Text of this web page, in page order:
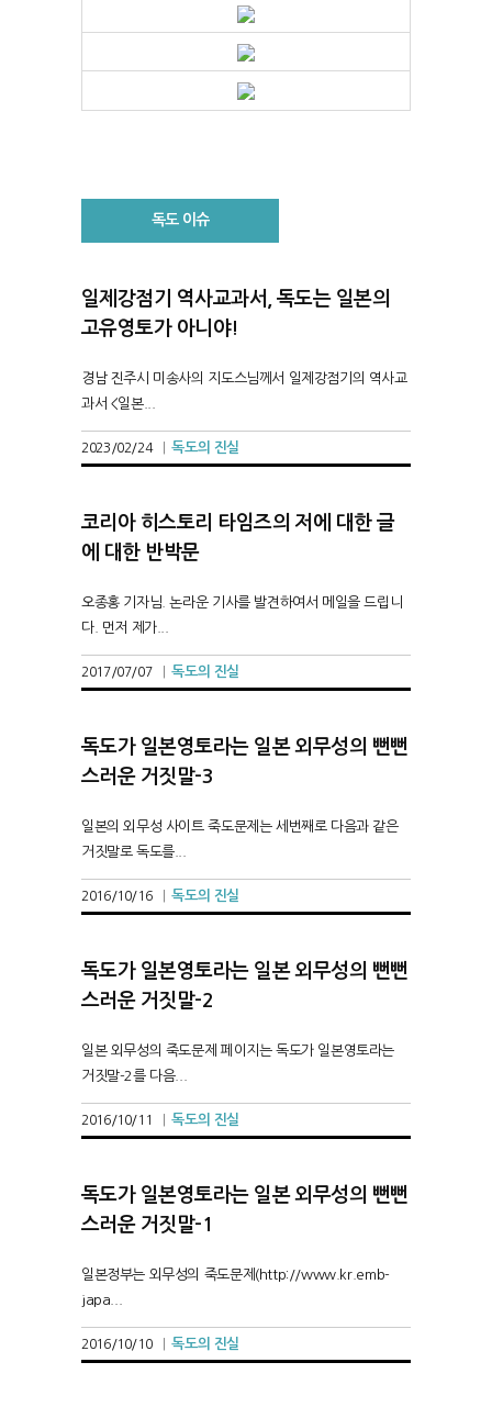
독도 이슈
일제강점기 역사교과서, 독도는 일본의
고유영토가 아니야!
경남 진주시 미송사의 지도스님께서 일제강점기의 역사교
과서 <일본...
2023/02/24 |독도의 진실
코리아 히스토리 타임즈의 저에 대한 글
에 대한 반박문
오종홍 기자님. 논라운 기사를 발견하여서 메일을 드립니
다. 먼저 제가...
2017/07/07 |독도의 진실
독도가 일본영토라는 일본 외무성의 뻔뻔
스러운 거짓말-3
일본의 외무성 사이트 죽도문제는 세번째로 다음과 같은
거짓말로 독도를...
2016/10/16 |독도의 진실
독도가 일본영토라는 일본 외무성의 뻔뻔
스러운 거짓말-2
일본 외무성의 죽도문제 페이지는 독도가 일본영토라는
거짓말-2를 다음...
2016/10/11 |독도의 진실
독도가 일본영토라는 일본 외무성의 뻔뻔
스러운 거짓말-1
일본정부는 외무성의 죽도문제(http://www.kr.emb-
japa...
2016/10/10 |독도의 진실